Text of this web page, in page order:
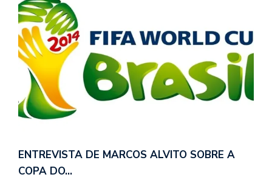
ENTREVISTA DE MARCOS ALVITO SOBRE A
COPA DO…